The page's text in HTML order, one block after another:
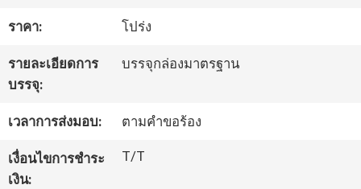
โรงงาน
ควบคุม
คุณภาพ
ติดต่อ
ราคา: โปร่ง
รายละเอียดการ
บรรจุ:
บรรจุกล่องมาตรฐาน
เวลาการส่งมอบ: ตามคำขอร้อง
เงื่อนไขการชำระ
เงิน:
T/T